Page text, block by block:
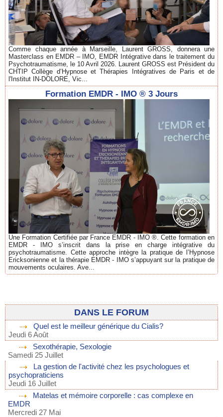
Comme chaque année à Marseille, Laurent GROSS, donnera une
Masterclass en EMDR – IMO, EMDR Intégrative dans le traitement du
Psychotraumatisme, le 10 Avril 2026. Laurent GROSS est Président du
CHTIP Collège d’Hypnose et Thérapies Intégratives de Paris et de
l'Institut IN-DOLORE, Vic...
Formation EMDR - IMO ® 3 Jours
Une Formation Certifiée par France EMDR - IMO ®. Cette formation en
EMDR - IMO s’inscrit dans la prise en charge intégrative du
psychotraumatisme. Cette approche intègre la pratique de l’Hypnose
Ericksonienne et la thérapie EMDR - IMO s’appuyant sur la pratique de
mouvements oculaires. Ave...
DANS LE FORUM
Quel est le meilleur générique du Cialis?
Jeudi 6 Août
Sexothérapie, Sexologie
Samedi 25 Juillet
La gestion de l'activité chez les psychologues et
psychopraticiens
Jeudi 16 Juillet
Matelas et mémoire corporelle : cas complexe en
EMDR
Mercredi 27 Mai